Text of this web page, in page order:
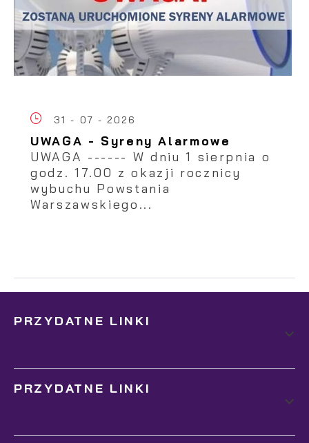
31 - 07 - 2026
UWAGA - Syreny Alarmowe
UWAGA ------ W dniu 1 sierpnia o
godz. 17.00 z okazji rocznicy
wybuchu Powstania
Warszawskiego...
PRZYDATNE LINKI
PRZYDATNE LINKI